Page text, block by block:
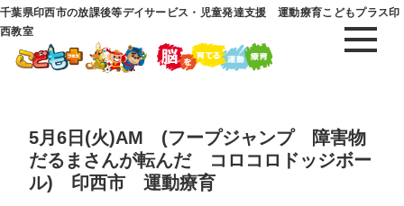
千葉県印西市の放課後等デイサービス・児童発達支援 運動療育こどもプラス印
西教室
5月6日(火)AM (フープジャンプ 障害物
だるまさんが転んだ コロコロドッジボー
ル) 印西市 運動療育